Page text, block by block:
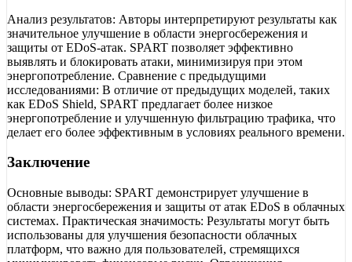
Анализ результатов: Авторы интерпретируют результаты как
значительное улучшение в области энергосбережения и
защиты от EDoS-атак. SPART позволяет эффективно
выявлять и блокировать атаки, минимизируя при этом
энергопотребление. Сравнение с предыдущими
исследованиями: В отличие от предыдущих моделей, таких
как EDoS Shield, SPART предлагает более низкое
энергопотребление и улучшенную фильтрацию трафика, что
делает его более эффективным в условиях реального времени.
Заключение
Основные выводы: SPART демонстрирует улучшение в
области энергосбережения и защиты от атак EDoS в облачных
системах. Практическая значимость: Результаты могут быть
использованы для улучшения безопасности облачных
платформ, что важно для пользователей, стремящихся